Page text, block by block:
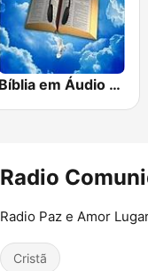
Bíblia em Áudio Rádio Web
Radio
Radio Paz e Amor
Cristã